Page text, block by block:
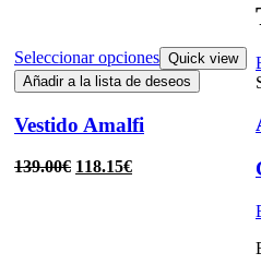
Seleccionar opciones Quick view
Añadir a la lista de deseos
Vestido Amalfi
139.00€ 118.15€